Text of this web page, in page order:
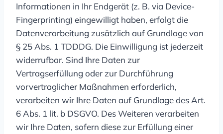
Informationen in Ihr Endgerät (z. B. via Device-
Fingerprinting) eingewilligt haben, erfolgt die
Datenverarbeitung zusätzlich auf Grundlage von
§ 25 Abs. 1 TDDDG. Die Einwilligung ist jederzeit
widerrufbar. Sind Ihre Daten zur
Vertragserfüllung oder zur Durchführung
vorvertraglicher Maßnahmen erforderlich,
verarbeiten wir Ihre Daten auf Grundlage des Art.
6 Abs. 1 lit. b DSGVO. Des Weiteren verarbeiten
wir Ihre Daten, sofern diese zur Erfüllung einer